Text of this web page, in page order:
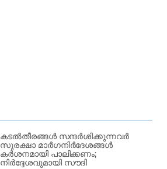
കടൽതീരങ്ങൾ സന്ദർശിക്കുന്നവർ
സുരക്ഷാ മാർഗനിർദേശങ്ങൾ
കർശനമായി പാലിക്കണം;
നിർദ്ദേശവുമായി സൗദി